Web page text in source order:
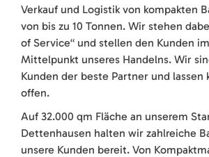
Verkauf und Logistik von kompakten
von bis zu 10 Tonnen. Wir stehen
of Service“ und stellen den Kunden
Mittelpunkt unseres Handelns. Wir
Kunden der beste Partner und lassen
offen.
Auf 32.000 qm Fläche an unserem
Dettenhausen halten wir zahlreiche
unsere Kunden bereit. Von